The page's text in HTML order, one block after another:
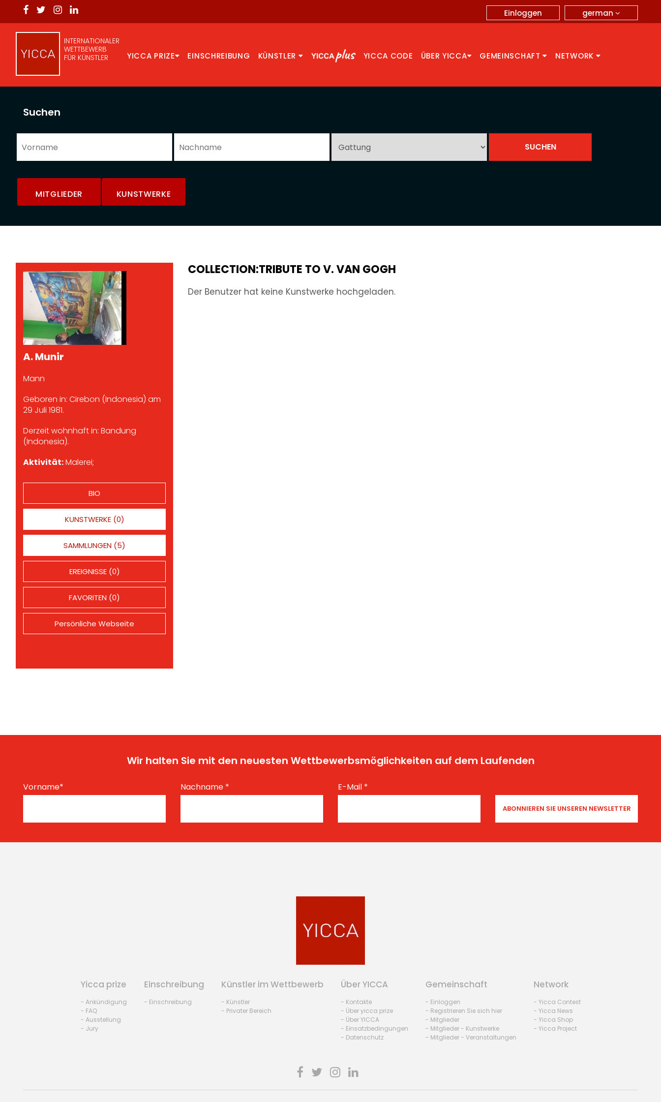
german
Einloggen
INTERNATIONALER
WETTBEWERB
FÜR KÜNSTLER
YICCA PRIZE EINSCHREIBUNG KÜNSTLER YICCA CODE ÜBER YICCA GEMEINSCHAFT NETWORK
Suchen
MITGLIEDER KUNSTWERKE
A. Munir
Mann
Geboren in: Cirebon (Indonesia) am
29 Juli 1981.
Derzeit wohnhaft in: Bandung
(Indonesia).
Aktivität:Malerei;
BIO
KUNSTWERKE (0)
SAMMLUNGEN (5)
EREIGNISSE (0)
FAVORITEN (0)
Persönliche Webseite
COLLECTION:TRIBUTE TO V. VAN GOGH
Der Benutzer hat keine Kunstwerke hochgeladen.
Wir halten Sie mit den neuesten Wettbewerbsmöglichkeiten auf dem Laufenden
Vorname* Nachname * E-Mail *
Yicca prize
- Ankündigung
- FAQ
- Ausstellung
- Jury
Einschreibung
- Einschreibung
Künstler im Wettbewerb
- Künstler
- Privater Bereich
Über YICCA
- Kontakte
- Über yicca prize
- Über YICCA
- Einsatzbedingungen
- Datenschutz
Gemeinschaft
- Einloggen
- Registrieren Sie sich hier
- Mitglieder
- Mitglieder - Kunstwerke
- Mitglieder - Veranstaltungen
Network
- Yicca Contest
- Yicca News
- Yicca Shop
- Yicca Project